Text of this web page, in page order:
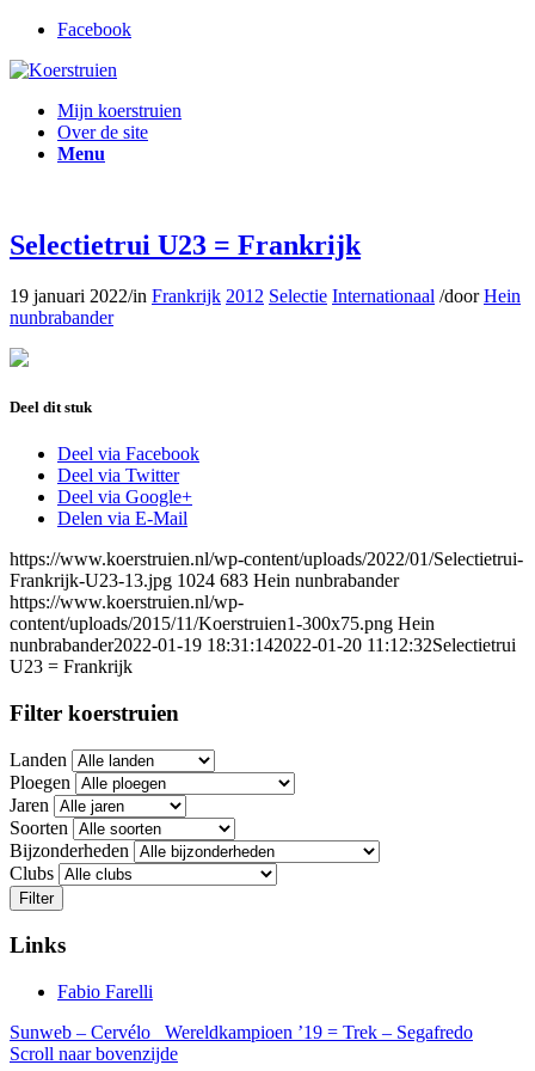
Facebook
Mijn koerstruien
Over de site
Menu
Selectietrui U23 = Frankrijk
19 januari 2022/in Frankrijk 2012 Selectie Internationaal /doorHein
nunbrabander
Deel dit stuk
Deel via Facebook
Deel via Twitter
Deel via Google+
Delen via E-Mail
https://www.koerstruien.nl/wp-content/uploads/2022/01/Selectietrui-
Frankrijk-U23-13.jpg 1024 683 Hein nunbrabander
https://www.koerstruien.nl/wp-
content/uploads/2015/11/Koerstruien1-300x75.png Hein
nunbrabander2022-01-19 18:31:142022-01-20 11:12:32Selectietrui
U23 = Frankrijk
Filter koerstruien
Landen
Ploegen
Jaren
Soorten
Bijzonderheden
Clubs
Filter
Links
Fabio Farelli
Sunweb – Cervélo
Wereldkampioen ’19 = Trek – Segafredo
Scroll naar bovenzijde